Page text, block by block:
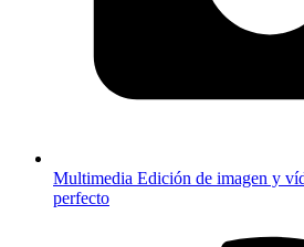
Multimedia Edición de imagen y
perfecto